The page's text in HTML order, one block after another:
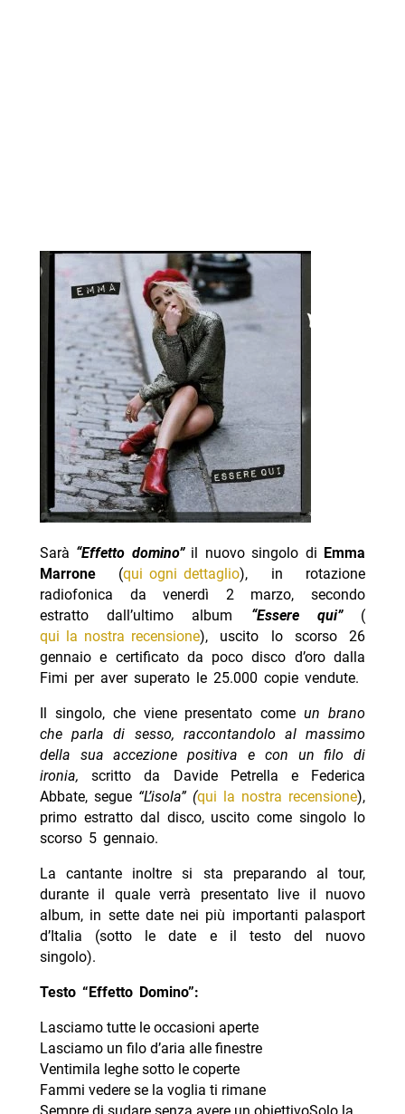
Sarà “Effetto domino”il nuovo singolo di Emma
Marrone (qui ogni dettaglio), in rotazione
radiofonica da venerdì 2 marzo, secondo
estratto dall’ultimo album “Essere qui” (
qui la nostra recensione), uscito lo scorso 26
gennaio e certificato da poco disco d’oro dalla
Fimi per aver superato le 25.000 copie vendute.
Il singolo, che viene presentato comeun brano
che parla di sesso, raccontandolo al massimo
della sua accezione positiva e con un filo di
ironia,scritto da Davide Petrella e Federica
Abbate, segue “L’isola” (qui la nostra recensione),
primo estratto dal disco, uscito come singolo lo
scorso 5 gennaio.
La cantante inoltre si sta preparando al tour,
durante il quale verrà presentato live il nuovo
album, in sette date nei più importanti palasport
d’Italia (sotto le date e il testo del nuovo
singolo).
Testo “Effetto Domino”:
Lasciamo tutte le occasioni aperte
Lasciamo un filo d’aria alle finestre
Ventimila leghe sotto le coperte
Fammi vedere se la voglia ti rimane